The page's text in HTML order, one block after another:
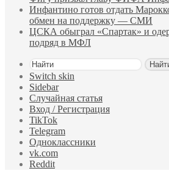
Инфантино готов отдать
обмен на поддержку — СМИ
ЦСКА обыграл «Спартак» и
подряд в МФЛ
Switch skin
Sidebar
Случайная статья
Вход / Регистрация
TikTok
Telegram
Одноклассники
vk.com
Reddit